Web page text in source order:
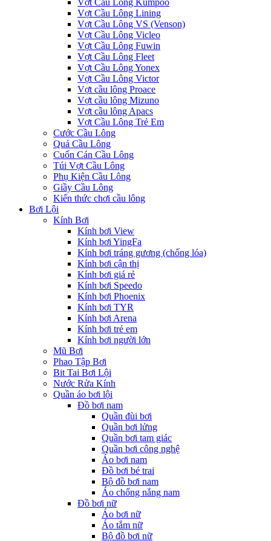
Vợt Cầu Lông Kumpoo
Vợt Cầu Lông Lining
Vợt Cầu Lông VS (Venson)
Vợt Cầu Lông Vicleo
Vợt Cầu Lông Fuwin
Vợt Cầu Lông Fleet
Vợt Cầu Lông Yonex
Vợt Cầu Lông Victor
Vợt cầu lông Proace
Vợt cầu lông Mizuno
Vợt cầu lông Apacs
Vợt Cầu Lông Trẻ Em
Cước Cầu Lông
Quả Cầu Lông
Cuốn Cán Cầu Lông
Túi Vợt Cầu Lông
Phụ Kiện Cầu Lông
Giầy Cầu Lông
Kiến thức chơi cầu lông
Bơi Lội
Kính Bơi
Kính bơi View
Kính bơi YingFa
Kính bơi tráng gương (chống lóa)
Kính bơi cận thị
Kính bơi giá rẻ
Kính bơi Speedo
Kính bơi Phoenix
Kính bơi TYR
Kính bơi Arena
Kính bơi trẻ em
Kính bơi người lớn
Mũ Bơi
Phao Tập Bơi
Bit Tai Bơi Lội
Nước Rửa Kính
Quần áo bơi lội
Đồ bơi nam
Quần đùi bơi
Quần bơi lửng
Quần bơi tam giác
Quần bơi công nghệ
Áo bơi nam
Đồ bơi bé trai
Bộ đồ bơi nam
Áo chống nắng nam
Đồ bơi nữ
Áo bơi nữ
Áo tắm nữ
Bộ đồ bơi nữ